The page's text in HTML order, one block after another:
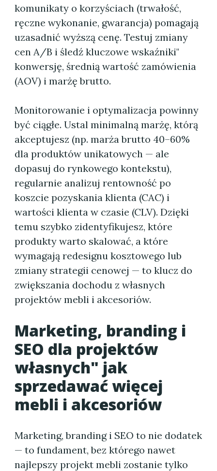
komunikaty o korzyściach (trwałość,
ręczne wykonanie, gwarancja) pomagają
uzasadnić wyższą cenę. Testuj zmiany
cen A/B i śledź kluczowe wskaźniki"
konwersję, średnią wartość zamówienia
(AOV) i marżę brutto.
Monitorowanie i optymalizacja powinny
być ciągłe. Ustal minimalną marżę, którą
akceptujesz (np. marża brutto 40–60%
dla produktów unikatowych — ale
dopasuj do rynkowego kontekstu),
regularnie analizuj rentowność po
koszcie pozyskania klienta (CAC) i
wartości klienta w czasie (CLV). Dzięki
temu szybko zidentyfikujesz, które
produkty warto skalować, a które
wymagają redesignu kosztowego lub
zmiany strategii cenowej — to klucz do
zwiększania dochodu z własnych
projektów mebli i akcesoriów.
Marketing, branding i
SEO dla projektów
własnych" jak
sprzedawać więcej
mebli i akcesoriów
Marketing, branding i SEO to nie dodatek
— to fundament, bez którego nawet
najlepszy projekt mebli zostanie tylko